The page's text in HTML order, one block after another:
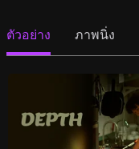
ตัวอย่าง ภาพนิ่ง